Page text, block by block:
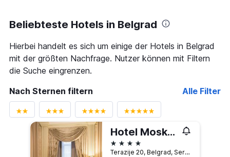
Beliebteste Hotels in Belgrad
Hierbei handelt es sich um einige der Hotels in Belgrad
mit der größten Nachfrage. Nutzer können mit Filtern
die Suche eingrenzen.
Nach Sternen filtern
Alle Filter
Hotel Moskva
4 Sterne
Terazije 20, Belgrad, Serbien